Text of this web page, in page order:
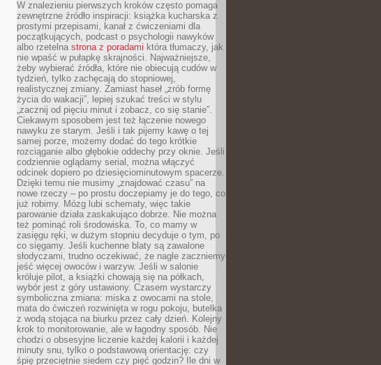
W znalezieniu pierwszych kroków często pomaga
zewnętrzne źródło inspiracji: książka kucharska z
prostymi przepisami, kanał z ćwiczeniami dla
początkujących, podcast o psychologii nawyków
albo rzetelna strona z poradami która tłumaczy, jak
nie wpaść w pułapkę skrajności. Najważniejsze,
żeby wybierać źródła, które nie obiecują cudów w
tydzień, tylko zachęcają do stopniowej,
realistycznej zmiany. Zamiast haseł „zrób formę
życia do wakacji”, lepiej szukać treści w stylu
„zacznij od pięciu minut i zobacz, co się stanie”.
Ciekawym sposobem jest też łączenie nowego
nawyku ze starym. Jeśli i tak pijemy kawę o tej
samej porze, możemy dodać do tego krótkie
rozciąganie albo głębokie oddechy przy oknie. Jeśli
codziennie oglądamy serial, można włączyć
odcinek dopiero po dziesięciominutowym spacerze.
Dzięki temu nie musimy „znajdować czasu” na
nowe rzeczy – po prostu doczepiamy je do tego, co
już robimy. Mózg lubi schematy, więc takie
parowanie działa zaskakująco dobrze. Nie można
też pominąć roli środowiska. To, co mamy w
zasięgu ręki, w dużym stopniu decyduje o tym, po
co sięgamy. Jeśli kuchenne blaty są zawalone
słodyczami, trudno oczekiwać, że nagle zaczniemy
jeść więcej owoców i warzyw. Jeśli w salonie
króluje pilot, a książki chowają się na półkach,
wybór jest z góry ustawiony. Czasem wystarczy
symboliczna zmiana: miska z owocami na stole,
mata do ćwiczeń rozwinięta w rogu pokoju, butelka
z wodą stojąca na biurku przez cały dzień. Kolejny
krok to monitorowanie, ale w łagodny sposób. Nie
chodzi o obsesyjne liczenie każdej kalorii i każdej
minuty snu, tylko o podstawową orientację: czy
śpię przeciętnie siedem czy pięć godzin? Ile dni w